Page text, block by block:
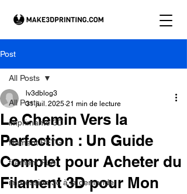
Post
All Posts
imprimante 3D
filament PETG
filament PLA
impression 3d à la demande.
All Posts
Le Chemin Vers la
Perfection : Un Guide
Complet pour Acheter du
Filament 3D pour Mon
lv3dblog3
31 juil. 2025 21 min de lecture